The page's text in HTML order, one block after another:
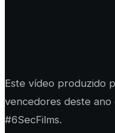
Este vídeo produzido
vencedores deste ano
#6SecFilms.